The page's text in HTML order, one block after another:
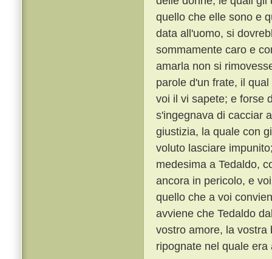
quello che elle sono e
data all'uomo, si
sommamente caro e
amarla non si
parole d'un frate, il
voi il vi sapete; e forse
s'ingegnava di cacciar
giustizia, la quale con
voluto lasciare
medesima a Tedaldo,
ancora in pericolo, e
quello che a voi
avviene che Tedaldo
vostro amore, la vostra
ripognate nel quale